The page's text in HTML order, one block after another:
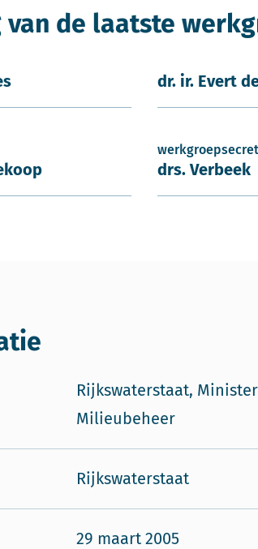
de laatste
dr. ir. Evert
drs. Verbeek
Rijkswaterstaat,
Milieubeheer
Rijkswaterstaat
29 maart 2005